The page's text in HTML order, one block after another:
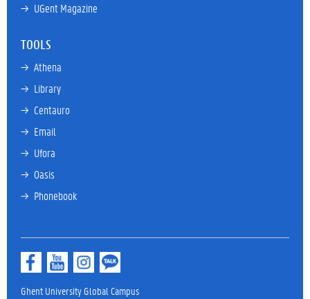
→ UGent Magazine
TOOLS
→ Athena
→ Library
→ Centauro
→ Email
→ Ufora
→ Oasis
→ Phonebook
Ghent University Global Campus